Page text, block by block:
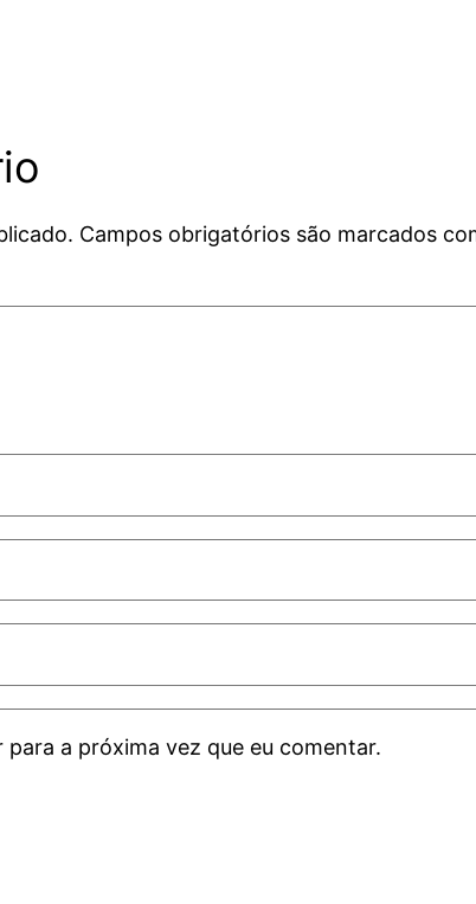
Campos obrigatórios são marcados
a próxima vez que eu comentar.